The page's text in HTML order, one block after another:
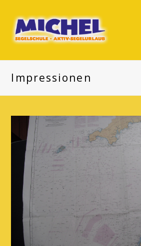
Impressionen